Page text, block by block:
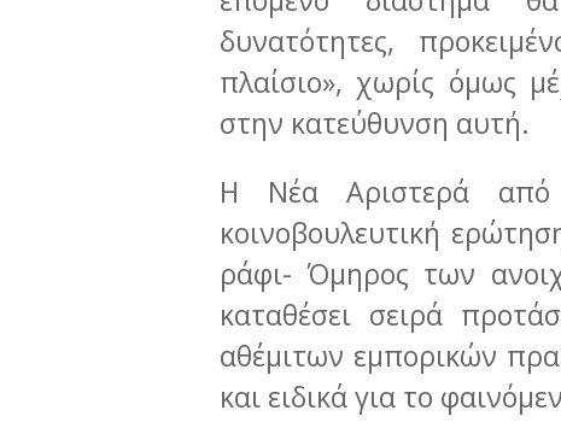
δυνατότητες,
πλαίσιο», χωρίς όμως
στην κατεύθυνση αυτή.
Η Νέα Αριστερά από
κοινοβουλευτική
ράφι- Όμηρος των
καταθέσει σειρά
αθέμιτων εμπορικών
και ειδικά για το